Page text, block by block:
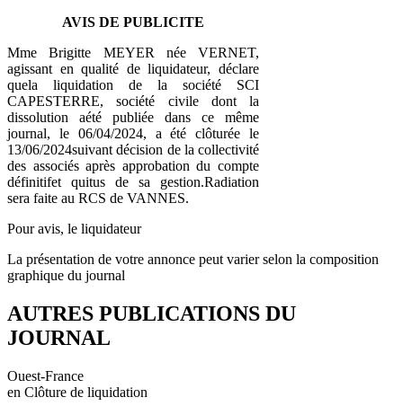
AVIS DE PUBLICITE
Mme Brigitte MEYER née VERNET,
agissant en qualité de liquidateur, déclare
quela liquidation de la société SCI
CAPESTERRE, société civile dont la
dissolution aété publiée dans ce même
journal, le 06/04/2024, a été clôturée le
13/06/2024suivant décision de la collectivité
des associés après approbation du compte
définitifet quitus de sa gestion.Radiation
sera faite au RCS de VANNES.
Pour avis, le liquidateur
La présentation de votre annonce peut varier selon la composition
graphique du journal
AUTRES PUBLICATIONS DU
JOURNAL
Ouest-France
en Clôture de liquidation